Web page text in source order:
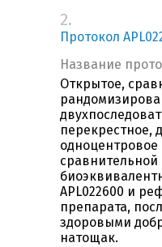
2.
Протокол
Название
Открытое,
перекрестное,
одноцентровое
сравнительной
APL022600 и
препарата,
здоровыми
натощак.